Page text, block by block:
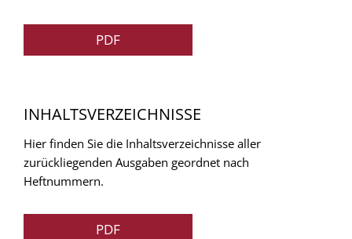
PDF
INHALTSVERZEICHNISSE
Hier finden Sie die Inhaltsverzeichnisse aller
zurückliegenden Ausgaben geordnet nach
Heftnummern.
PDF